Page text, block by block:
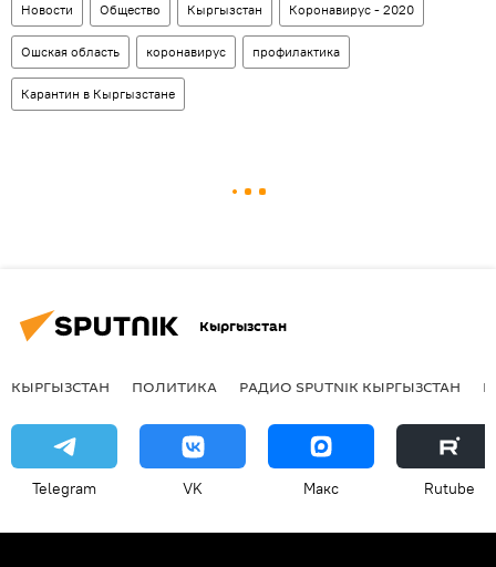
Новости Общество Кыргызстан Коронавирус - 2020
Ошская область коронавирус профилактика
Карантин в Кыргызстане
Кыргызстан
КЫРГЫЗСТАН ПОЛИТИКА РАДИО SPUTNIK КЫРГЫЗСТАН
Telegram VK Макс Rutube